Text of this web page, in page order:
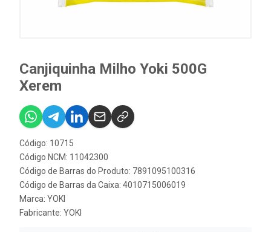
Canjiquinha Milho Yoki 500G
Xerem
Código: 10715
Código NCM: 11042300
Código de Barras do Produto: 7891095100316
Código de Barras da Caixa: 4010715006019
Marca: YOKI
Fabricante: YOKI